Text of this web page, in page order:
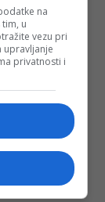
na
u
vezu pri
upravljanje
privatnosti i